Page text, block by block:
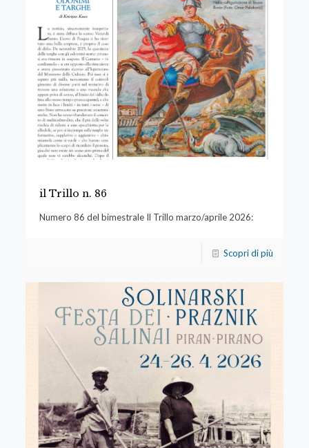
il Trillo n. 86
Numero 86 del bimestrale Il Trillo marzo/aprile 2026:
Scopri di più